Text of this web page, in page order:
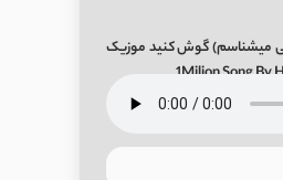
میشناسم) گوش کنید موزیک